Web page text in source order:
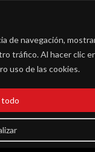
de navegación,
tráfico. Al hacer clic
uso de las cookies.